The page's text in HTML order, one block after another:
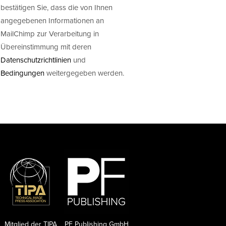
bestätigen Sie, dass die von Ihnen
angegebenen Informationen an
MailChimp zur Verarbeitung in
Übereinstimmung mit deren
Datenschutzrichtlinien und
Bedingungenweitergegeben werden.
PF Publishing GmbH
Mitglied der TIPA